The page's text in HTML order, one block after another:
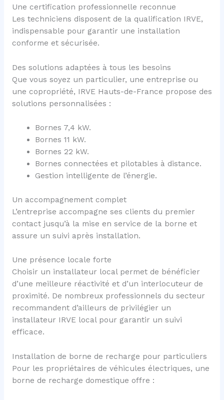
Une certification professionnelle reconnue
Les techniciens disposent de la qualification IRVE,
indispensable pour garantir une installation
conforme et sécurisée.
Des solutions adaptées à tous les besoins
Que vous soyez un particulier, une entreprise ou
une copropriété, IRVE Hauts-de-France propose des
solutions personnalisées :
Bornes 7,4 kW.
Bornes 11 kW.
Bornes 22 kW.
Bornes connectées et pilotables à distance.
Gestion intelligente de l’énergie.
Un accompagnement complet
L’entreprise accompagne ses clients du premier
contact jusqu’à la mise en service de la borne et
assure un suivi après installation.
Une présence locale forte
Choisir un installateur local permet de bénéficier
d’une meilleure réactivité et d’un interlocuteur de
proximité. De nombreux professionnels du secteur
recommandent d’ailleurs de privilégier un
installateur IRVE local pour garantir un suivi
efficace.
Installation de borne de recharge pour particuliers
Pour les propriétaires de véhicules électriques, une
borne de recharge domestique offre :